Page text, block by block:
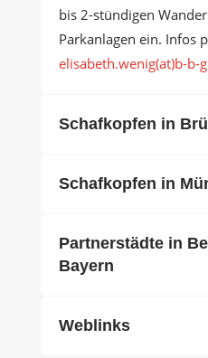
bis 2-stündigen
Parkanlagen ein. Infos
elisabeth.wenig(at)b-b-
Schafkopfen in
Schafkopfen in
Partnerstädte in
Bayern
Weblinks